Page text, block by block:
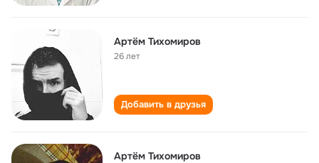
Артём Тихомиров
26 лет
Добавить в друзья
Артём Тихомиров